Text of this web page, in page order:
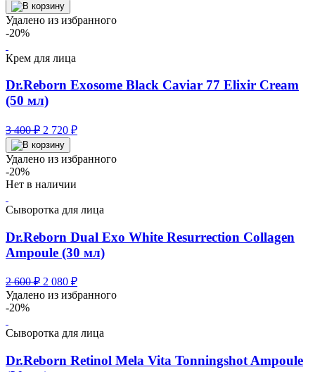
Удалено из избранного
-20%
Крем для лица
Dr.Reborn Exosome Black Caviar 77 Elixir Cream
(50 мл)
3 400₽ Первоначальная
цена
составляла
3
400 ₽.
2 720 ₽Текущая
2
720 ₽.
Удалено из избранного
-20%
Нет в наличии
Сыворотка для лица
Dr.Reborn Dual Exo White Resurrection Collagen
Ampoule (30 мл)
2 600₽ Первоначальная
цена
составляла
600 ₽.
2 080 ₽Текущая
цена:
2
Удалено из избранного
-20%
Сыворотка для лица
Dr.Reborn Retinol Mela Vita Tonningshot Ampoule